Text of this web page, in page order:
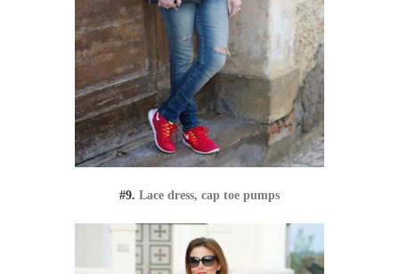
#9. Lace dress, cap toe pumps